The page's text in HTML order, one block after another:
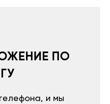
ПО
и мы